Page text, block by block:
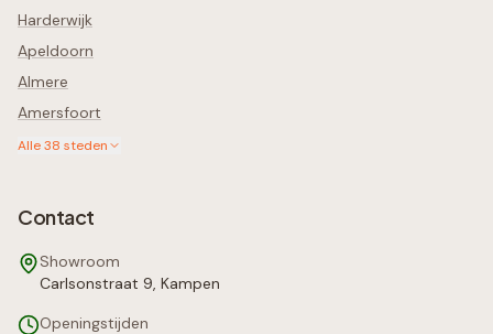
Harderwijk
Apeldoorn
Almere
Amersfoort
Alle38 steden
Contact
Showroom
Carlsonstraat 9, Kampen
Openingstijden